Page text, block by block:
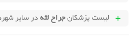
لیست پزشکانجراح لثه در سایر